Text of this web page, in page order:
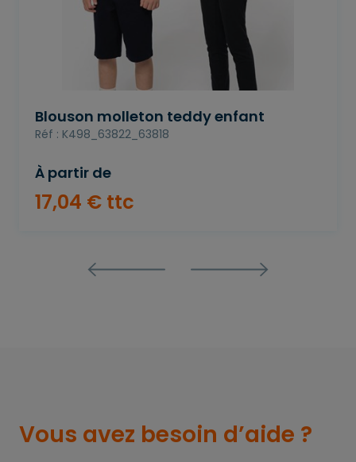
Blouson molleton teddy enfant
Réf : K498_63822_63818
À partir de
17,04 € ttc
Vous avez besoin d’aide ?